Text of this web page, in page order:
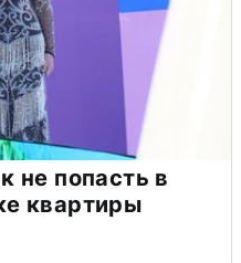
не попасть в
квартиры